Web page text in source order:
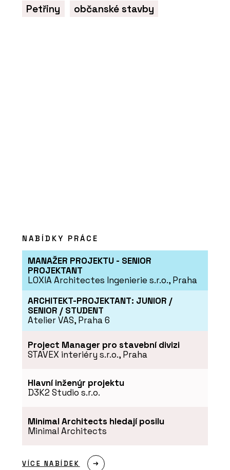
kanalizace RAUPIANO PLUS - REHAU
PRODUKTY
Potrubní systémy - REHAU
Představa studeného kláštera už
neplatí
Petřiny občanské stavby
NABÍDKY PRÁCE
MANAŽER PROJEKTU - SENIOR
PROJEKTANT
LOXIA Architectes Ingenierie s.r.o., Praha
ARCHITEKT-PROJEKTANT: JUNIOR /
SENIOR / STUDENT
Atelier VAS, Praha 6
Project Manager pro stavební divizi
STAVEX interiéry s.r.o., Praha
Hlavní inženýr projektu
D3K2 Studio s.r.o.
Minimal Architects hledají posilu
Minimal Architects
VÍCE NABÍDEK